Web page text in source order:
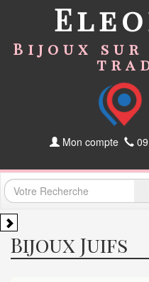
Bijoux sur
Mon compte 09
Bijoux Juifs